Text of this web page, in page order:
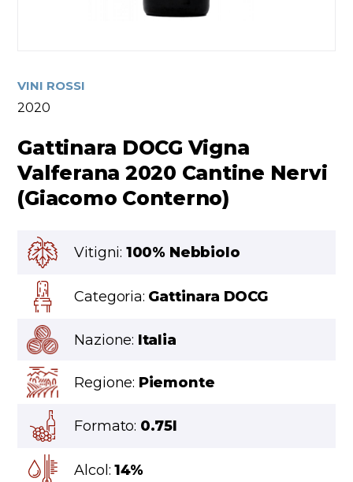
VINI ROSSI
2020
Gattinara DOCG Vigna
Valferana 2020 Cantine Nervi
(Giacomo Conterno)
Vitigni: 100% Nebbiolo
Categoria: Gattinara DOCG
Nazione: Italia
Regione: Piemonte
Formato: 0.75l
Alcol:14%